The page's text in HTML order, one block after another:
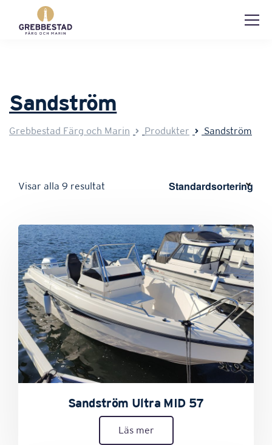
Sandström
Grebbestad Färg och Marin Produkter Sandström
Visar alla 9 resultat
Sandström Ultra MID 57
Läs mer